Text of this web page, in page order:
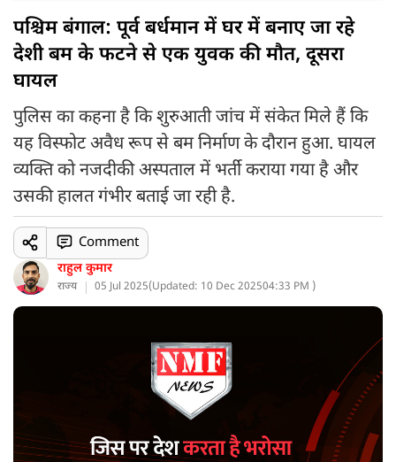
पश्चिम बंगाल: पूर्व बर्धमान में घर में बनाए जा रहे
देशी बम के फटने से एक युवक की मौत, दूसरा
घायल
पुलिस का कहना है कि शुरुआती जांच में संकेत मिले हैं कि
यह विस्फोट अवैध रूप से बम निर्माण के दौरान हुआ. घायल
व्यक्ति को नजदीकी अस्पताल में भर्ती कराया गया है और
उसकी हालत गंभीर बताई जा रही है.
राहुल कुमार
राज्य 05 Jul 2025(Updated: 10 Dec 202504:33 PM )
Comment